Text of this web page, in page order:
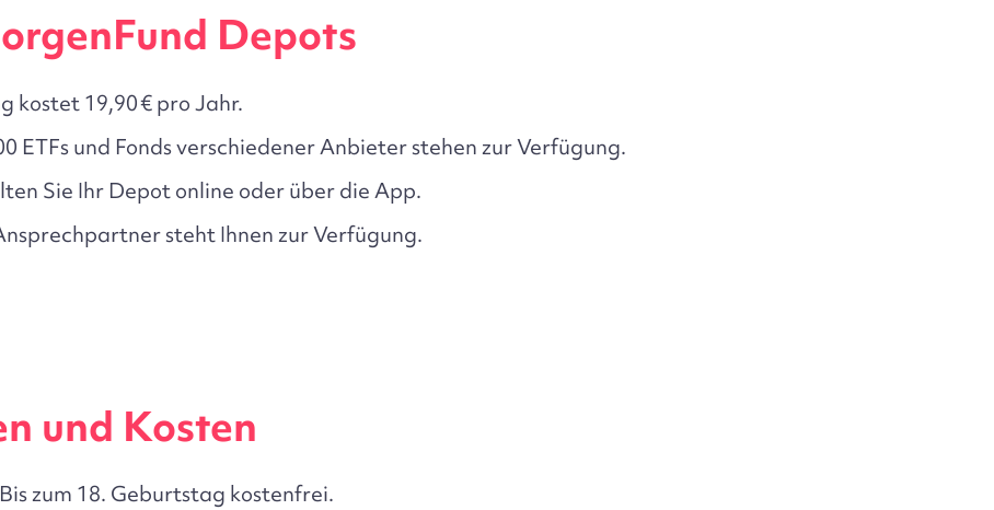
Depots
kostet 19,90 € pro Jahr.
ETFs und Fonds verschiedener Anbieter stehen zur Verfügung.
Sie Ihr Depot online oder über die App.
steht Ihnen zur Verfügung.
und Kosten
Bis zum 18. Geburtstag kostenfrei.